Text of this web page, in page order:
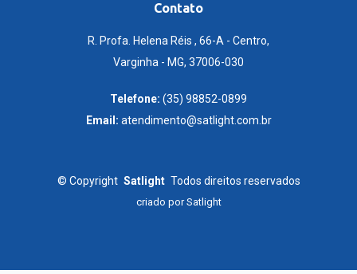
Contato
R. Profa. Helena Réis , 66-A - Centro,
Varginha - MG, 37006-030
Telefone: (35) 98852-0899
Email: atendimento@satlight.com.br
© Copyright Satlight Todos direitos reservados
criado porSatlight